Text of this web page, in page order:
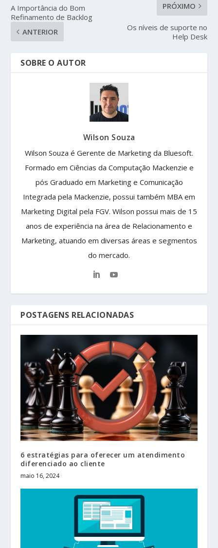
A Importância do Bom
Refinamento de Backlog
ANTERIOR
PRÓXIMO
Os níveis de suporte no
Help Desk
SOBRE O AUTOR
Wilson Souza
Wilson Souza é Gerente de Marketing da Bluesoft.
Formado em Ciências da Computação Mackenzie e
pós Graduado em Marketing e Comunicação
Integrada pela Mackenzie, possui também MBA em
Marketing Digital pela FGV. Wilson possui mais de 15
anos de experiência na área de Relacionamento e
Marketing, atuando em diversas áreas e segmentos
do mercado.
POSTAGENS RELACIONADAS
6 estratégias para oferecer um atendimento
diferenciado ao cliente
maio 16, 2024